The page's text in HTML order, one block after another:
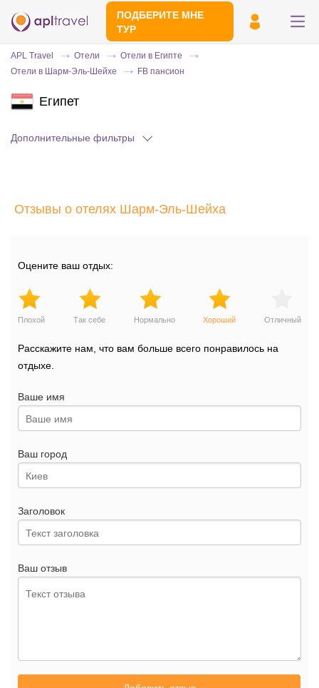
ПОДБЕРИТЕ МНЕ
ТУР
Отправьте свой номер телефона
Эксперт свяжется с вами и сделает
APL Travel Отели
Отели в Египте
Отели в Шарм-Эль-Шейхе
FB пансион
Египет
Дополнительные фильтры
Отзывы о отелях Шарм-Эль-Шейха
Оцените ваш отдых:
Плохой Так себе Нормально Хороший Отличный
Расскажите нам, что вам больше всего понравилось на
отдыхе.
Ваше имя
Ваш город
Заголовок
Ваш отзыв